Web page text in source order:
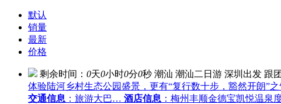
默认
销量
最新
价格
剩余时间： 0天0小时0分0秒 潮汕 潮汕二日游 深圳出发 跟
体验陆河乡村生态公园盛景，更有“复行数十步，豁然开朗”
交通信息 ：旅游大巴… 酒店信息 ：梅州丰顺金德宝凯悦温泉